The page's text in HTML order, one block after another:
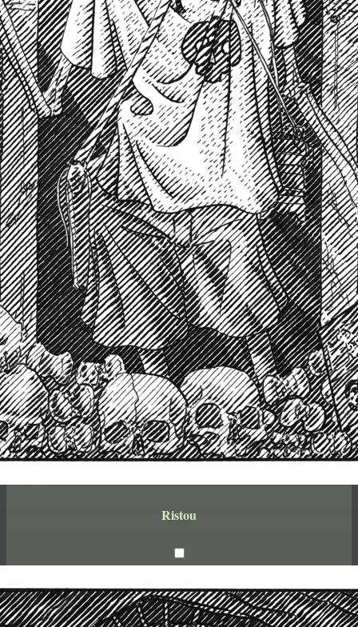
Ristou
encre noire sur papier
14,8 x 21cm
2023